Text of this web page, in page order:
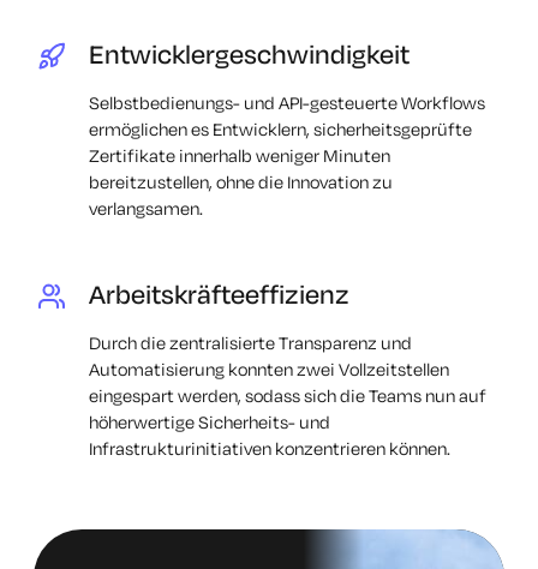
Entwicklergeschwindigkeit
Selbstbedienungs- und API-gesteuerte Workflows
ermöglichen es Entwicklern, sicherheitsgeprüfte
Zertifikate innerhalb weniger Minuten
bereitzustellen, ohne die Innovation zu
verlangsamen.
Arbeitskräfteeffizienz
Durch die zentralisierte Transparenz und
Automatisierung konnten zwei Vollzeitstellen
eingespart werden, sodass sich die Teams nun auf
höherwertige Sicherheits- und
Infrastrukturinitiativen konzentrieren können.